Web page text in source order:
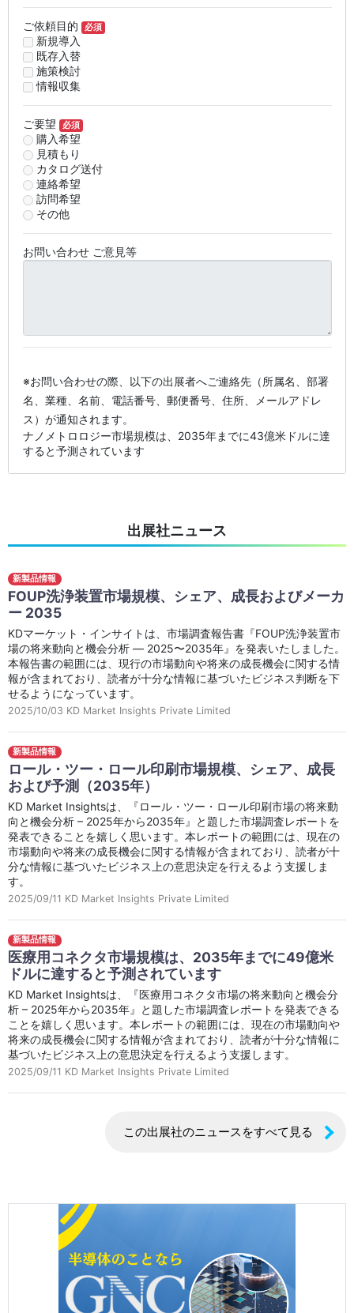
ご依頼目的 必須
新規導入
既存入替
施策検討
情報収集
ご要望 必須
購入希望
見積もり
カタログ送付
連絡希望
訪問希望
その他
お問い合わせ ご意見等
※お問い合わせの際、以下の出展者へご連絡先（所属名、部署
名、業種、名前、電話番号、郵便番号、住所、メールアドレ
ス）が通知されます。
ナノメトロロジー市場規模は、2035年までに43億米ドルに達
すると予測されています
出展社ニュース
新製品情報
FOUP洗浄装置市場規模、シェア、成長およびメーカ
ー 2035
KDマーケット・インサイトは、市場調査報告書『FOUP洗浄装置市
場の将来動向と機会分析 ― 2025〜2035年』を発表いたしました。
本報告書の範囲には、現行の市場動向や将来の成長機会に関する情
報が含まれており、読者が十分な情報に基づいたビジネス判断を下
せるようになっています。
2025/10/03 KD Market Insights Private Limited
新製品情報
ロール・ツー・ロール印刷市場規模、シェア、成長
および予測（2035年）
KD Market Insightsは、『ロール・ツー・ロール印刷市場の将来動
向と機会分析 – 2025年から2035年』と題した市場調査レポートを
発表できることを嬉しく思います。本レポートの範囲には、現在の
市場動向や将来の成長機会に関する情報が含まれており、読者が十
分な情報に基づいたビジネス上の意思決定を行えるよう支援しま
す。
2025/09/11 KD Market Insights Private Limited
新製品情報
医療用コネクタ市場規模は、2035年までに49億米
ドルに達すると予測されています
KD Market Insightsは、『医療用コネクタ市場の将来動向と機会分
析 – 2025年から2035年』と題した市場調査レポートを発表できる
ことを嬉しく思います。本レポートの範囲には、現在の市場動向や
将来の成長機会に関する情報が含まれており、読者が十分な情報に
基づいたビジネス上の意思決定を行えるよう支援します。
2025/09/11 KD Market Insights Private Limited
この出展社のニュースをすべて見る